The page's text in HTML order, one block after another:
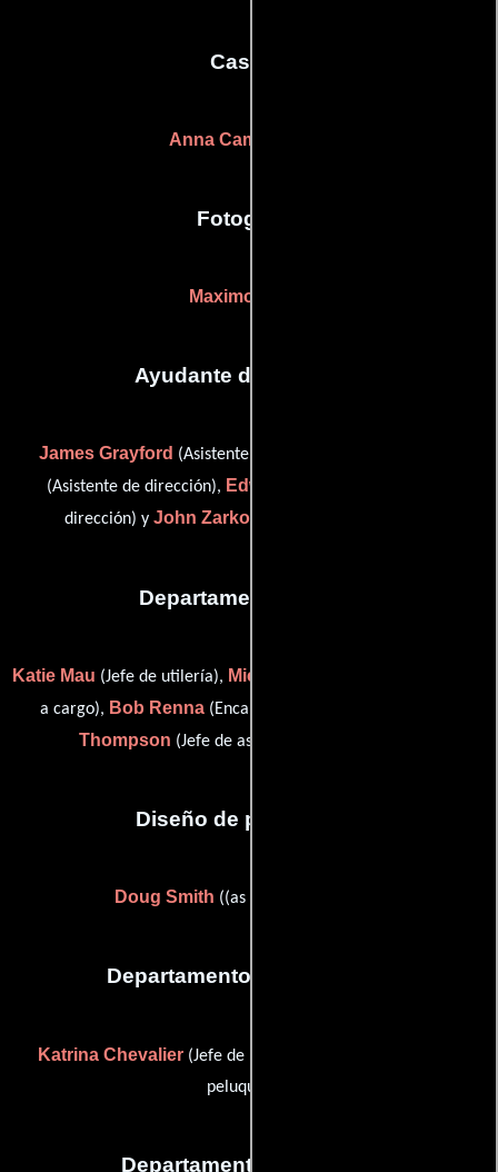
Casting
Anna Camille Miller
Fotografia
Maximo Munzi
Ayudante de dirección
James Grayford (Asistente de dirección),
(Asistente de dirección), Edward Rankin
dirección) y John Zarkos
Departamento de arte
Katie Mau (Jefe de utilería), Michael Ian McCulloch
a cargo), Bob Renna(Encargado de vestuario) y
Thompson (Jefe de asistentes de producción)
Diseño de producción
Doug Smith ((as Douglas D. Smith))
Departamento de maquillaje
Katrina Chevalier(Jefe de maquillaje) y
peluqueros)
Departamento de musica